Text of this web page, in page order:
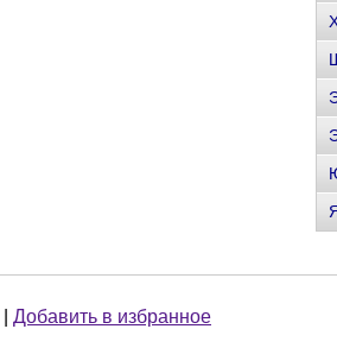
Добавить в избранное